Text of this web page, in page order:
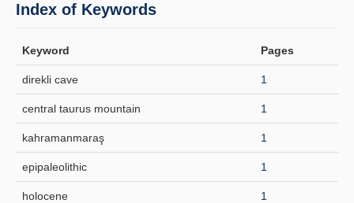
Journal Boards
Writing Rules
Publication Policies
Guidelines
Index of Keywords
Keyword Pages
direkli cave 1
central taurus mountain 1
kahramanmaraş 1
epipaleolithic 1
holocene 1